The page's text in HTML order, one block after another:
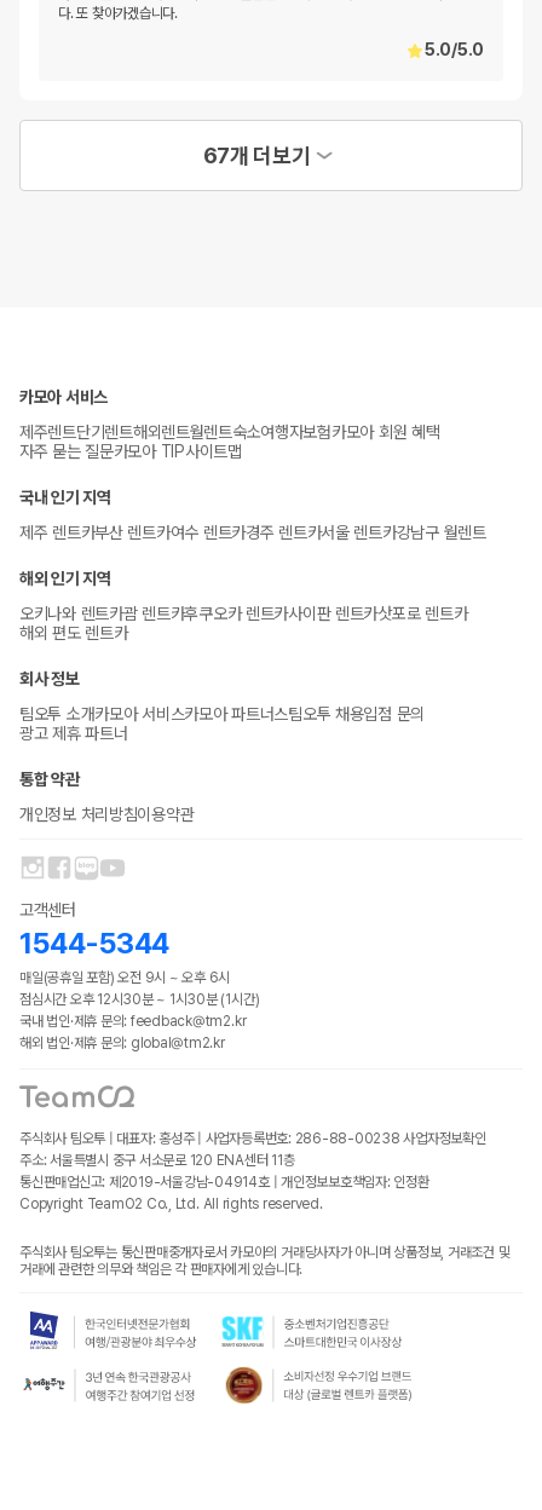
다. 또 찾아가겠습니다.
5.0/5.0
67개 더보기
카모아 서비스
제주렌트단기렌트해외렌트월렌트숙소여행자보험카모아 회원 혜택
자주 묻는 질문카모아 TIP사이트맵
국내 인기 지역
제주 렌트카부산 렌트카여수 렌트카경주 렌트카서울 렌트카강남구 월렌트
해외 인기 지역
오키나와 렌트카괌 렌트카후쿠오카 렌트카사이판 렌트카삿포로 렌트카
해외 편도 렌트카
회사 정보
팀오투 소개카모아 서비스카모아 파트너스팀오투 채용입점 문의
광고 제휴 파트너
통합 약관
개인정보 처리방침이용약관
고객센터
1544-5344
매일(공휴일 포함) 오전 9시 ~ 오후 6시
점심시간 오후 12시30분 ~ 1시30분 (1시간)
국내 법인·제휴 문의: feedback@tm2.kr
해외 법인·제휴 문의: global@tm2.kr
주식회사 팀오투 | 대표자: 홍성주 | 사업자등록번호: 286-88-00238 사업자정보확인
주소: 서울특별시 중구 서소문로 120 ENA센터 11층
통신판매업신고: 제2019-서울강남-04914호 | 개인정보보호책임자: 인정환
Copyright TeamO2 Co., Ltd. All rights reserved.
주식회사 팀오투는 통신판매중개자로서 카모아의 거래당사자가 아니며 상품정보, 거래조건 및
거래에 관련한 의무와 책임은 각 판매자에게 있습니다.